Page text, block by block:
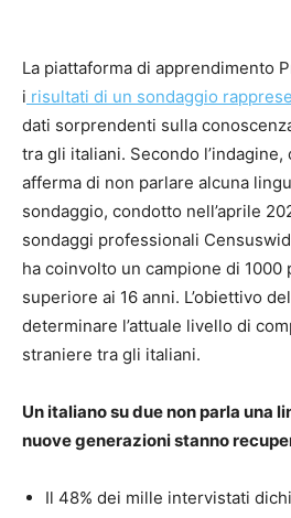
La piattaforma di apprendimento
i risultati di un sondaggio
dati sorprendenti sulla
tra gli italiani. Secondo
afferma di non parlare alcuna
sondaggio, condotto nell’aprile
sondaggi professionali
ha coinvolto un campione di 1000
superiore ai 16 anni. L’obiettivo
determinare l’attuale livello di
straniere tra gli italiani.
Un italiano su due non parla una
nuove generazioni stanno
Il 48% dei mille intervistati